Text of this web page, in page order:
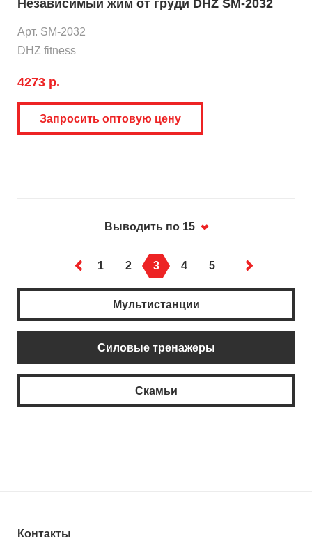
Независимый жим от груди DHZ SM-2032
Арт. SM-2032
DHZ fitness
4273 р.
Запросить оптовую цену
Выводить по 15
1 2 3 4 5
Мультистанции
Силовые тренажеры
Скамьи
Контакты